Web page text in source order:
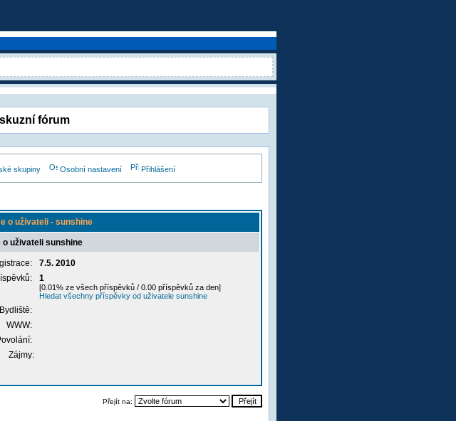
fórum
skupiny Osobní nastavení Přihlášení
o uživateli - sunshine
o uživateli sunshine
7.5. 2010
1
[0.01% ze všech příspěvků / 0.00 příspěvků za den]
Hledat všechny příspěvky od uživatele sunshine
Bydliště:
WWW:
Zájmy:
Přejít na: